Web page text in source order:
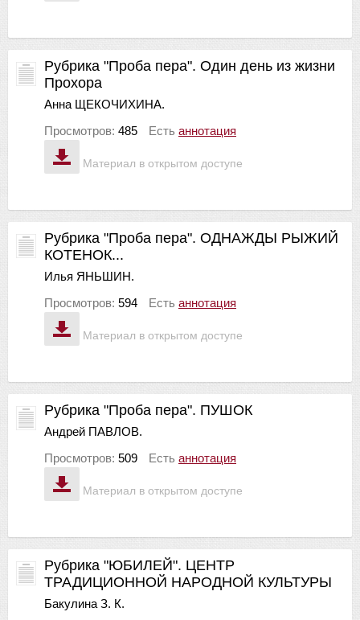
Материал в открытом доступе
Рубрика "Проба пера". Один день из жизни
Прохора
Анна ЩЕКОЧИХИНА.
Просмотров: 485 Есть аннотация
Материал в открытом доступе
Рубрика "Проба пера". ОДНАЖДЫ РЫЖИЙ
КОТЕНОК...
Илья ЯНЬШИН.
Просмотров: 594 Есть аннотация
Материал в открытом доступе
Рубрика "Проба пера". ПУШОК
Андрей ПАВЛОВ.
Просмотров: 509 Есть аннотация
Рубрика "ЮБИЛЕЙ". ЦЕНТР
ТРАДИЦИОННОЙ НАРОДНОЙ КУЛЬТУРЫ
Бакулина З. К.